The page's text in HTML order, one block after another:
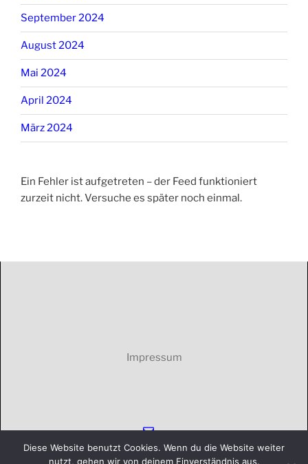
September 2024
August 2024
Mai 2024
April 2024
März 2024
Ein Fehler ist aufgetreten – der Feed funktioniert
zurzeit nicht. Versuche es später noch einmal.
Impressum
E-
Mail
Diese Website benutzt Cookies. Wenn du die Website weiter
nutzt, gehen wir von deinem Einverständnis aus.